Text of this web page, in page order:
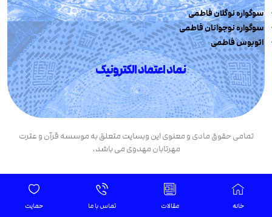
سوگواره نوگلان فاطمی
سوگواره نوجوانان فاطمی
اتوبوس فاطمی
نماد اعتماد الکترونیک
تمامی حقوق مادی و معنوی این وبسایت متعلق به موسسه قرآن و عترت
مهرتابان مهدوی می باشد.
خانه مقالات تماس با ما حمایت